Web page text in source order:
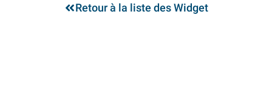
Retour à la liste des Widget